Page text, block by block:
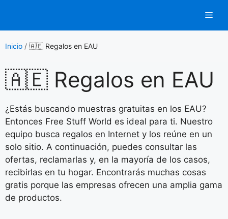
contenido
Inicio / 🇦🇪 Regalos en EAU
🇦🇪 Regalos en EAU
¿Estás buscando muestras gratuitas en los EAU?
Entonces Free Stuff World es ideal para ti. Nuestro
equipo busca regalos en Internet y los reúne en un
solo sitio. A continuación, puedes consultar las
ofertas, reclamarlas y, en la mayoría de los casos,
recibirlas en tu hogar. Encontrarás muchas cosas
gratis porque las empresas ofrecen una amplia gama
de productos.